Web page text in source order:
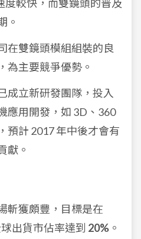
度較快，而雙鏡頭的普及
。
在雙鏡頭模組組裝的良
，為主要競爭優勢。
成立新研發團隊，投入
應用開發，如 3D、360
預計 2017 年中後才會有
獻。
斬獲頗豐，目標是在
出貨市佔率達到 20% 。